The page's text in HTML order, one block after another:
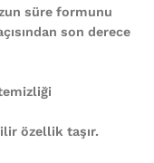
süre formunu
son derece
özellik taşır.